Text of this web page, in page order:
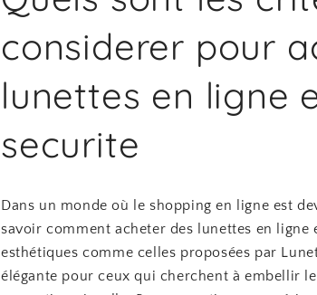
considerer pour
lunettes en ligne
securite
Dans un monde où le shopping en ligne est
savoir comment acheter des lunettes en ligne
esthétiques comme celles proposées par
élégante pour ceux qui cherchent à embellir